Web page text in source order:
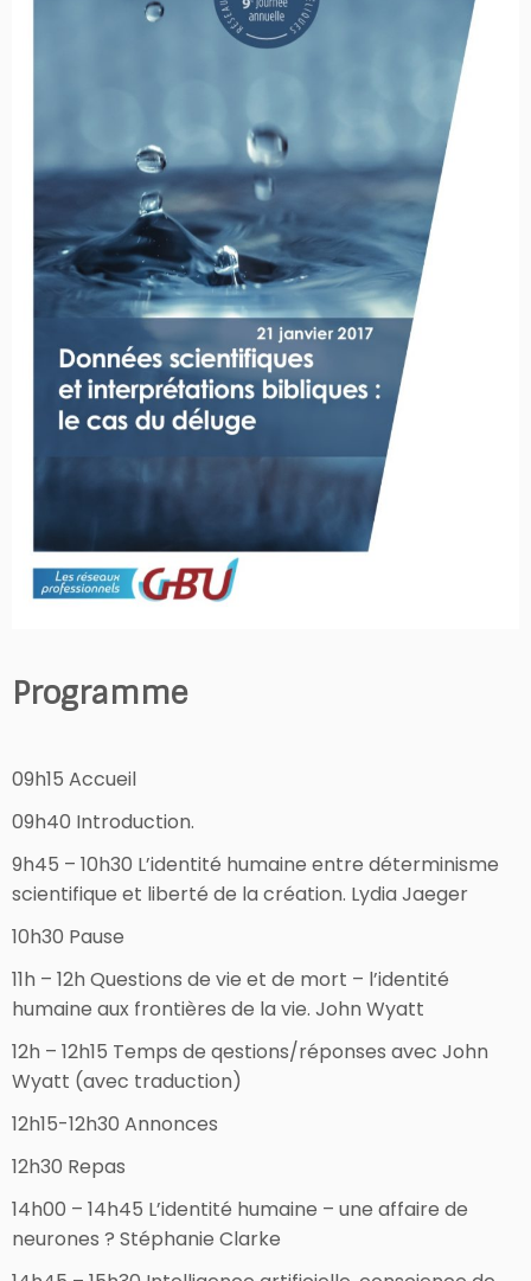
Programme
09h15 Accueil
09h40 Introduction.
9h45 – 10h30 L’identité humaine entre déterminisme
scientifique et liberté de la création. Lydia Jaeger
10h30 Pause
11h – 12h Questions de vie et de mort – l’identité
humaine aux frontières de la vie. John Wyatt
12h – 12h15 Temps de qestions/réponses avec John
Wyatt (avec traduction)
12h15-12h30 Annonces
12h30 Repas
14h00 – 14h45 L’identité humaine – une affaire de
neurones ? Stéphanie Clarke